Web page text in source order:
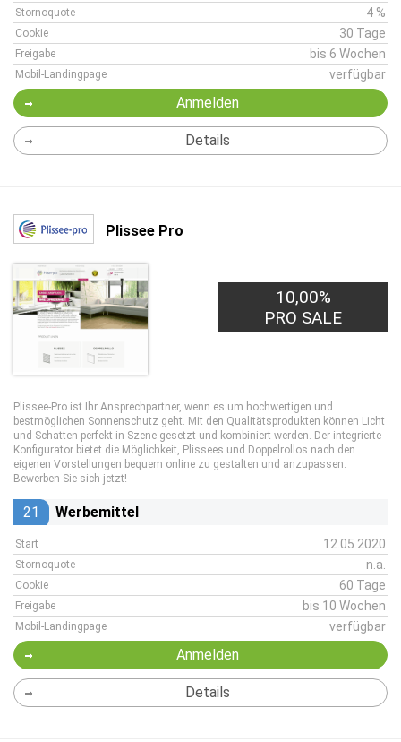
Stornoquote 4 %
Cookie 30 Tage
Freigabe bis 6 Wochen
Mobil-Landingpage verfügbar
Anmelden
Details
Plissee Pro
10,00%
PRO SALE
Plissee-Pro ist Ihr Ansprechpartner, wenn es um hochwertigen und
bestmöglichen Sonnenschutz geht. Mit den Qualitätsprodukten können Licht
und Schatten perfekt in Szene gesetzt und kombiniert werden. Der integrierte
Konfigurator bietet die Möglichkeit, Plissees und Doppelrollos nach den
eigenen Vorstellungen bequem online zu gestalten und anzupassen.
Bewerben Sie sich jetzt!
21 Werbemittel
Start 12.05.2020
Stornoquote n.a.
Cookie 60 Tage
Freigabe bis 10 Wochen
Mobil-Landingpage verfügbar
Anmelden
Details